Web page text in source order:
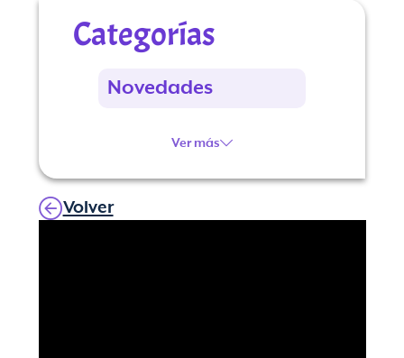
Categorías
Novedades
Ver más
Volver